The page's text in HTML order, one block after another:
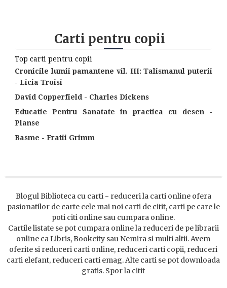
Carti pentru copii
Top carti pentru copii
Cronicile lumii pamantene vil. III: Talismanul puterii
- Licia Troisi
David Copperfield - Charles Dickens
Educatie Pentru Sanatate in practica cu desen -
Planse
Basme - Fratii Grimm
Blogul Biblioteca cu carti - reduceri la carti online ofera
pasionatilor de carte cele mai noi carti de citit, carti pe care le
poti citi online sau cumpara online.
Cartile listate se pot cumpara online la reduceri de pe librarii
online ca Libris, Bookcity sau Nemira si multi altii. Avem
oferite si reduceri carti online, reduceri carti copii, reduceri
carti elefant, reduceri carti emag. Alte carti se pot downloada
gratis. Spor la citit